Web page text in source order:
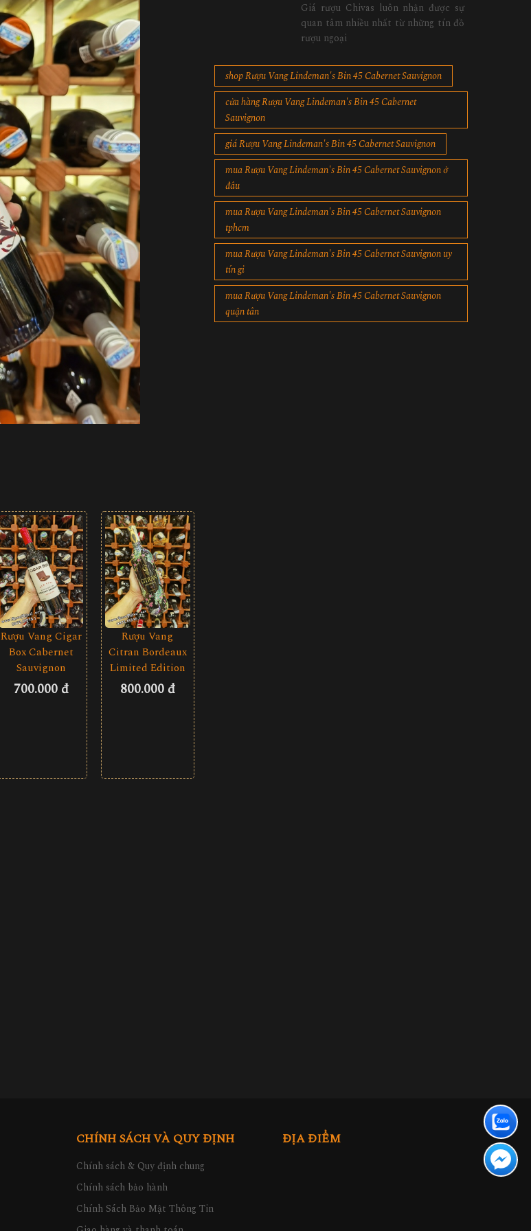
Rượu Vang Cigar
Box Cabernet
Sauvignon
700.000 đ
Rượu Vang
Citran Bordeaux
Limited Edition
800.000 đ
Giá rượu Chivas luôn nhận được sự
quan tâm nhiều nhất từ những tín đồ
rượu ngoại
shop Rượu Vang Lindeman's Bin 45 Cabernet Sauvignon
cửa hàng Rượu Vang Lindeman's Bin 45 Cabernet
Sauvignon
giá Rượu Vang Lindeman's Bin 45 Cabernet Sauvignon
mua Rượu Vang Lindeman's Bin 45 Cabernet Sauvignon ở
đâu
mua Rượu Vang Lindeman's Bin 45 Cabernet Sauvignon
tphcm
mua Rượu Vang Lindeman's Bin 45 Cabernet Sauvignon uy
tín gi
mua Rượu Vang Lindeman's Bin 45 Cabernet Sauvignon
quận tân
CHÍNH SÁCH VÀ QUY ĐỊNH
Chính sách & Quy định chung
Chính sách bảo hành
Chính Sách Bảo Mật Thông Tin
ĐỊA ĐIỂM